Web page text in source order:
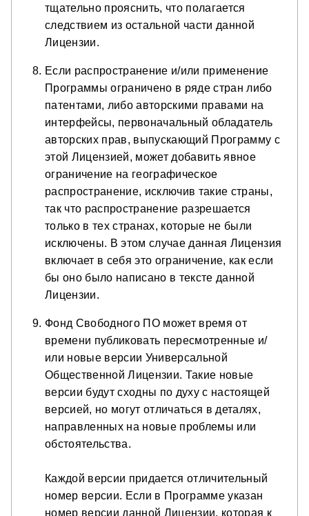
тщательно прояснить, что полагается
следствием из остальной части данной
Лицензии.
Если распространение и/или применение
Программы ограничено в ряде стран либо
патентами, либо авторскими правами на
интерфейсы, первоначальный обладатель
авторских прав, выпускающий Программу с
этой Лицензией, может добавить явное
ограничение на географическое
распространение, исключив такие страны,
так что распространение разрешается
только в тех странах, которые не были
исключены. В этом случае данная Лицензия
включает в себя это ограничение, как если
бы оно было написано в тексте данной
Лицензии.
Фонд Свободного ПО может время от
времени публиковать пересмотренные и/
или новые версии Универсальной
Общественной Лицензии. Такие новые
версии будут сходны по духу с настоящей
версией, но могут отличаться в деталях,
направленных на новые проблемы или
обстоятельства.
Каждой версии придается отличительный
номер версии. Если в Программе указан
номер версии данной Лицензии, которая к